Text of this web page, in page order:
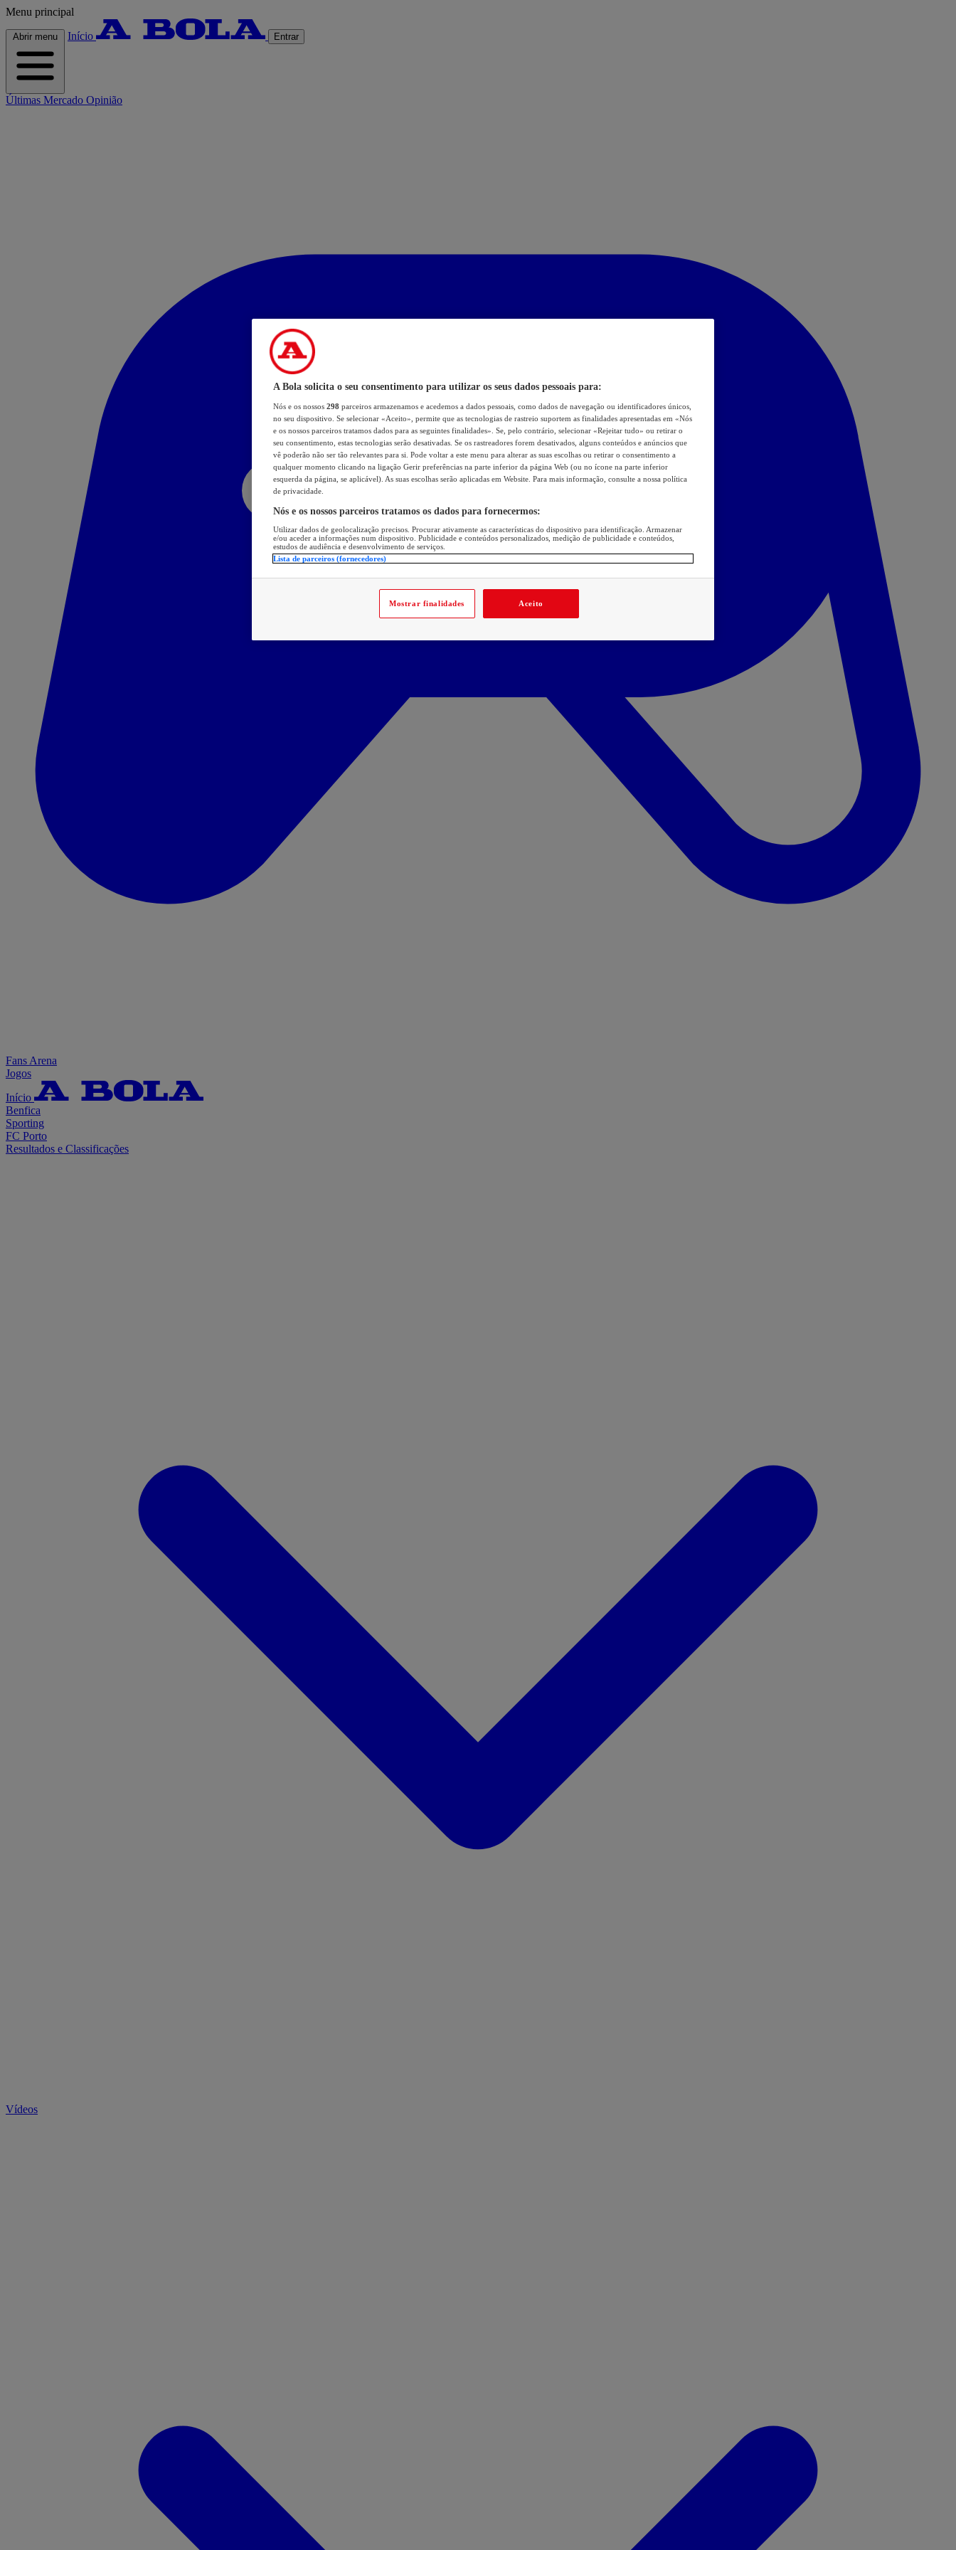
Menu principal
Abrir menu Início Entrar
Últimas Mercado Opinião
Fans Arena
Jogos
Início
Benfica
Sporting
FC Porto
Resultados e Classificações
Vídeos
A Bola solicita o seu consentimento para utilizar os seus dados pessoais para:
Nós e os nossos 298 parceiros armazenamos e acedemos a dados pessoais, como dados de navegação ou identificadores únicos,
no seu dispositivo. Se selecionar «Aceito», permite que as tecnologias de rastreio suportem as finalidades apresentadas em «Nós
e os nossos parceiros tratamos dados para as seguintes finalidades». Se, pelo contrário, selecionar «Rejeitar tudo» ou retirar o
seu consentimento, estas tecnologias serão desativadas. Se os rastreadores forem desativados, alguns conteúdos e anúncios que
vê poderão não ser tão relevantes para si. Pode voltar a este menu para alterar as suas escolhas ou retirar o consentimento a
qualquer momento clicando na ligação Gerir preferências na parte inferior da página Web (ou no ícone na parte inferior
esquerda da página, se aplicável). As suas escolhas serão aplicadas em Website. Para mais informação, consulte a nossa política
de privacidade.
Nós e os nossos parceiros tratamos os dados para fornecermos:
Utilizar dados de geolocalização precisos. Procurar ativamente as características do dispositivo para identificação. Armazenar
e/ou aceder a informações num dispositivo. Publicidade e conteúdos personalizados, medição de publicidade e conteúdos,
estudos de audiência e desenvolvimento de serviços.
Lista de parceiros (fornecedores)
Mostrar finalidades Aceito